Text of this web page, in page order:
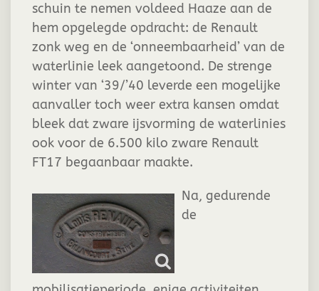
schuin te nemen voldeed Haaze aan de
hem opgelegde opdracht: de Renault
zonk weg en de ‘onneembaarheid’ van de
waterlinie leek aangetoond. De strenge
winter van ‘39/’40 leverde een mogelijke
aanvaller toch weer extra kansen omdat
bleek dat zware ijsvorming de waterlinies
ook voor de 6.500 kilo zware Renault
FT17 begaanbaar maakte.
Na, gedurende
de